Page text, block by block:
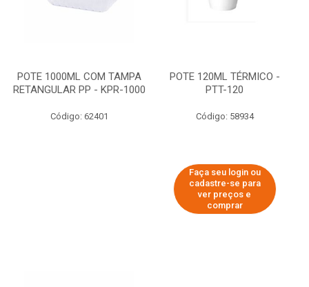
POTE 1000ML COM TAMPA
RETANGULAR PP - KPR-1000
Código: 62401
POTE 120ML TÉRMICO -
PTT-120
Código: 58934
Faça seu login ou
cadastre-se para
ver preços e
comprar